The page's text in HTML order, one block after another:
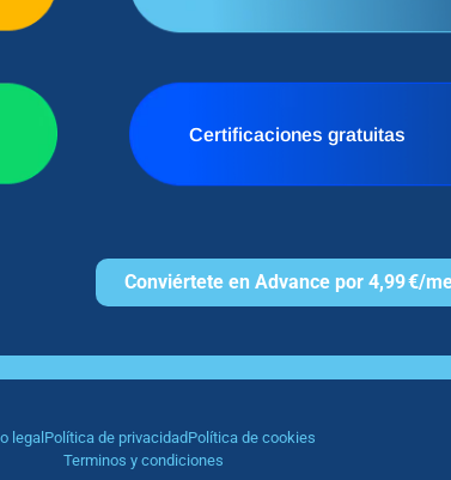
Certificaciones gratuitas
Conviértete en Advance por 4,99 €/
legal Política de privacidadPolítica de cookies
Terminos y condiciones